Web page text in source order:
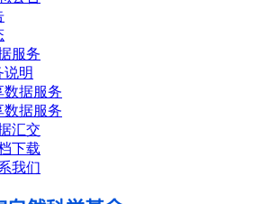
服务
说明
数据服务
数据服务
汇交
下载
我们